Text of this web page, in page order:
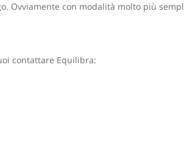
Ovviamente con modalità molto più
contattare Equilibra: